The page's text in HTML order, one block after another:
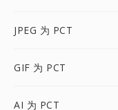
JPEG 为 PCT
GIF 为 PCT
AI 为 PCT